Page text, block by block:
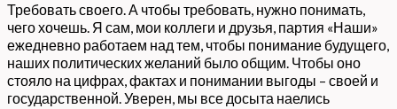
Требовать своего. А чтобы требовать, нужно понимать,
чего хочешь. Я сам, мои коллеги и друзья, партия «Наши»
ежедневно работаем над тем, чтобы понимание будущего,
наших политических желаний было общим. Чтобы оно
стояло на цифрах, фактах и понимании выгоды – своей и
государственной. Уверен, мы все досыта наелись